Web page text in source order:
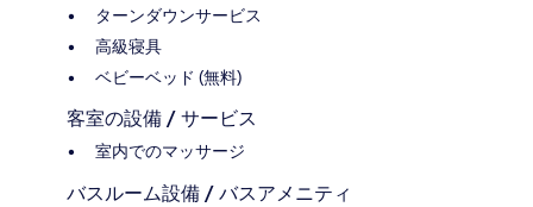
ターンダウンサービス
高級寝具
ベビーベッド (無料)
客室の設備 / サービス
室内でのマッサージ
バスルーム設備 / バスアメニティ